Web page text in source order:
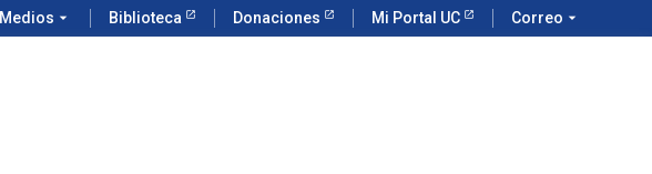
Medios arrow_drop_down Biblioteca Donaciones Mi Portal UC Correo arrow_drop_down